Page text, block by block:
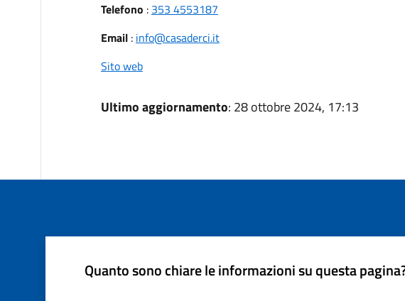
Telefono : 353 4553187
Email: info@casaderci.it
Sito web
Ultimo aggiornamento: 28 ottobre 2024, 17:13
Quanto sono chiare le informazioni su questa